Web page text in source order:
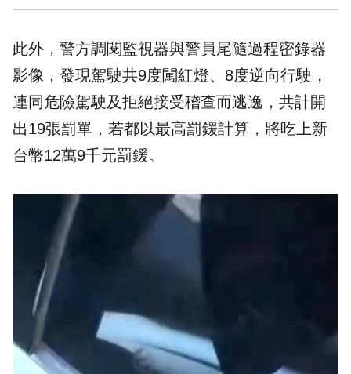
此外，警方調閱監視器與警員尾隨過程密錄器
影像，發現駕駛共9度闖紅燈、8度逆向行駛，
連同危險駕駛及拒絕接受稽查而逃逸，共計開
出19張罰單，若都以最高罰鍰計算，將吃上新
台幣12萬9千元罰鍰。